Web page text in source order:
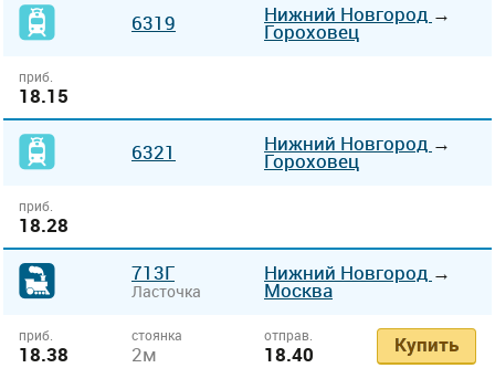
6319 Нижний Новгород →
Гороховец
приб.
18.15
6321 Нижний Новгород →
Гороховец
приб.
18.28
713Г
Ласточка
Нижний Новгород →
Москва
приб.
18.38
стоянка
2м
отправ.
18.40 Купить